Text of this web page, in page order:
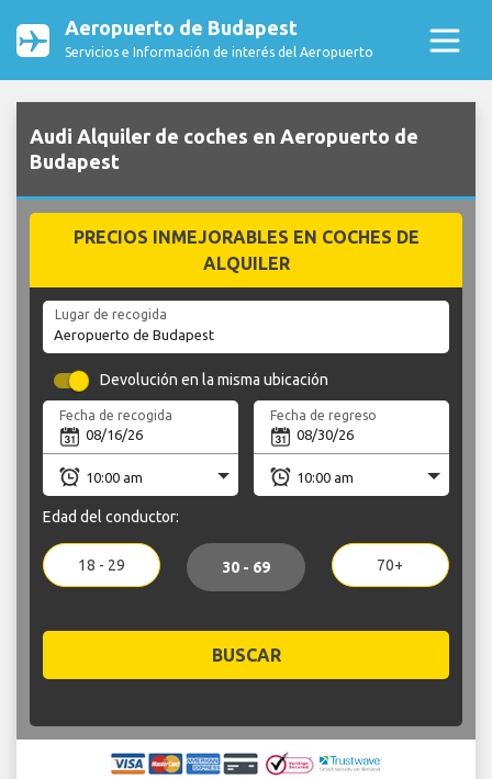
Aeropuerto de Budapest
Servicios e Información de interés del Aeropuerto
Audi Alquiler de coches en Aeropuerto de
Budapest
PRECIOS INMEJORABLES EN COCHES DE
ALQUILER
Lugar de recogida
Devolución en la misma ubicación
Fecha de recogida Fecha de regreso
Edad del conductor:
18 - 29 30 - 69 70+
BUSCAR